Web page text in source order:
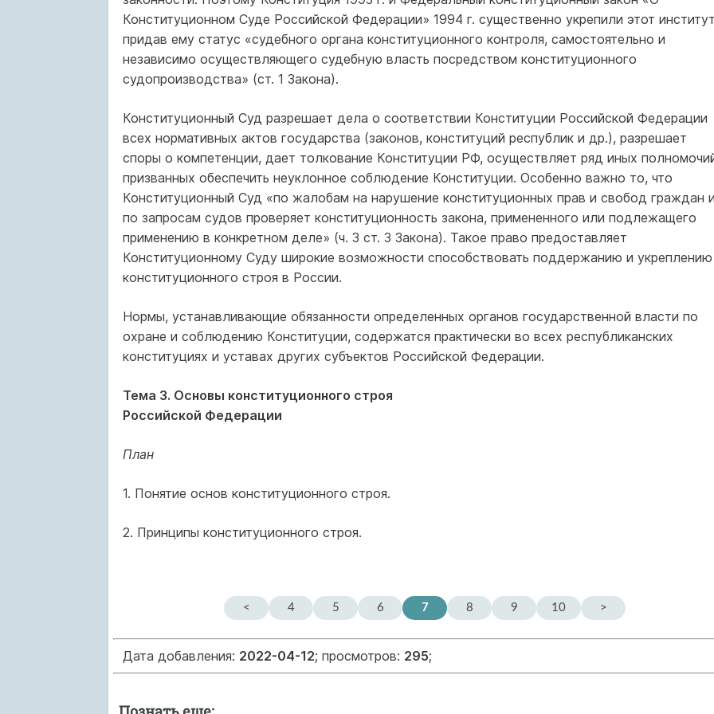
Конституционном Суде Российской Федерации» 1994 г. существенно укрепили этот
придав ему статус «судебного органа конституционного контроля, самостоятельно и
независимо осуществляющего судебную власть посредством конституционного
судопроизводства» (ст. 1 Закона).
Конституционный Суд разрешает дела о соответствии Конституции Российской Федерации
всех нормативных актов государства (законов, конституций республик и др.), разрешает
споры о компетенции, дает толкование Конституции РФ, осуществляет ряд иных
призванных обеспечить неуклонное соблюдение Конституции. Особенно важно то, что
Конституционный Суд «по жалобам на нарушение конституционных прав и свобод граждан и
по запросам судов проверяет конституционность закона, примененного или подлежащего
применению в конкретном деле» (ч. 3 ст. 3 Закона). Такое право предоставляет
Конституционному Суду широкие возможности способствовать поддержанию и укреплению
конституционного строя в России.
Нормы, устанавливающие обязанности определенных органов государственной власти по
охране и соблюдению Конституции, содержатся практически во всех республиканских
конституциях и уставах других субъектов Российской Федерации.
Тема 3. Основы конституционного строя
Российской Федерации
План
1. Понятие основ конституционного строя.
2. Принципы конституционного строя.
< 4 5 6 7 8 9 10 >
Дата добавления: 2022-04-12; просмотров: 295;